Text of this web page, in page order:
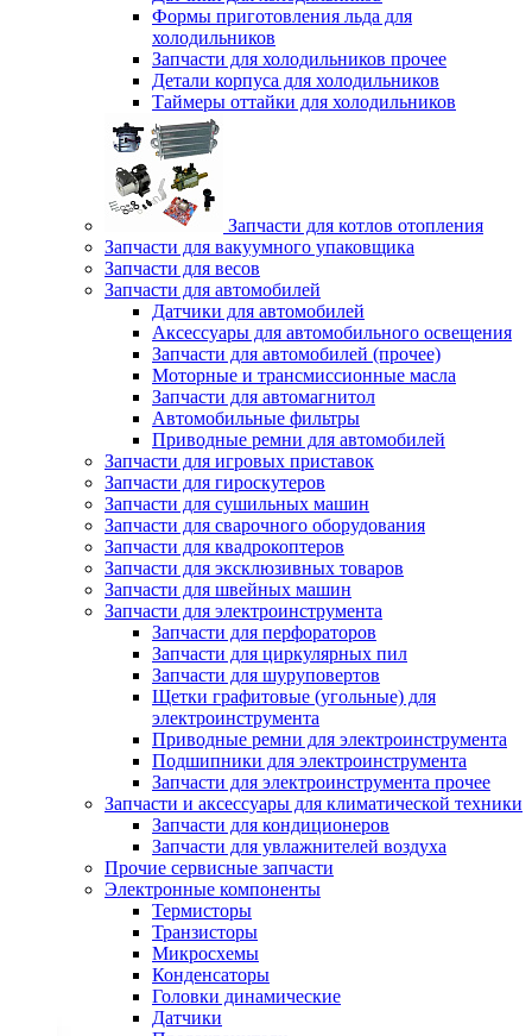
Формы приготовления льда для
холодильников
Запчасти для холодильников прочее
Детали корпуса для холодильников
Таймеры оттайки для холодильников
Запчасти для котлов отопления
Запчасти для вакуумного упаковщика
Запчасти для весов
Запчасти для автомобилей
Датчики для автомобилей
Аксессуары для автомобильного освещения
Запчасти для автомобилей (прочее)
Моторные и трансмиссионные масла
Запчасти для автомагнитол
Автомобильные фильтры
Приводные ремни для автомобилей
Запчасти для игровых приставок
Запчасти для гироскутеров
Запчасти для сушильных машин
Запчасти для сварочного оборудования
Запчасти для квадрокоптеров
Запчасти для эксклюзивных товаров
Запчасти для швейных машин
Запчасти для электроинструмента
Запчасти для перфораторов
Запчасти для циркулярных пил
Запчасти для шуруповертов
Щетки графитовые (угольные) для
электроинструмента
Приводные ремни для электроинструмента
Подшипники для электроинструмента
Запчасти для электроинструмента прочее
Запчасти и аксессуары для климатической техники
Запчасти для кондиционеров
Запчасти для увлажнителей воздуха
Прочие сервисные запчасти
Электронные компоненты
Термисторы
Транзисторы
Микросхемы
Конденсаторы
Головки динамические
Датчики